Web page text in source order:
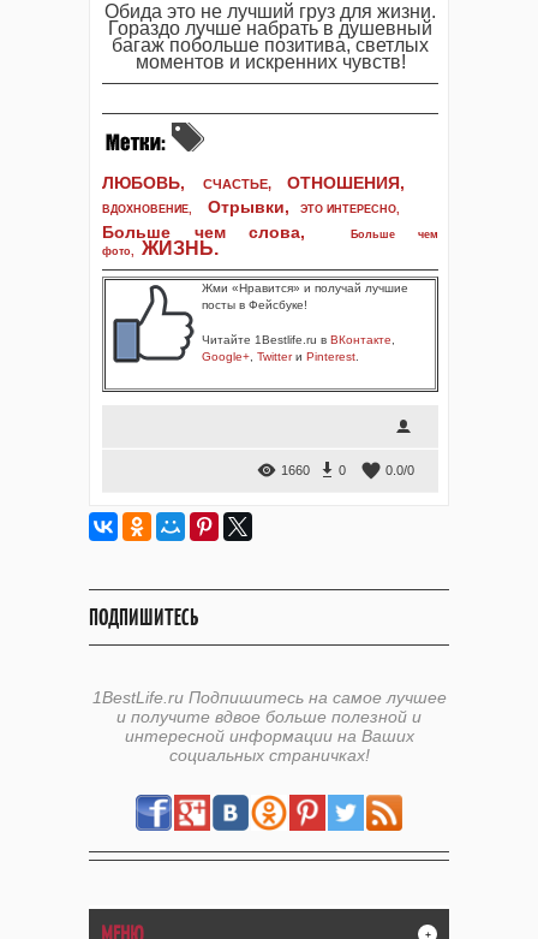
Обида это не лучший груз для жизни.
Гораздо лучше набрать в душевный
багаж побольше позитива, светлых
моментов и искренних чувств!
ЛЮБОВЬ, СЧАСТЬЕ, ОТНОШЕНИЯ,
ВДОХНОВЕНИЕ, Отрывки, ЭТО ИНТЕРЕСНО,
Больше чем слова,
Больше чем
фото, ЖИЗНЬ.
Жми «Нравится» и получай лучшие
посты в Фейсбуке!
Читайте 1Bestlife.ru в ВКонтакте
Google+ Twitterи Pinterest
1660 0 0.0/0
ПОДПИШИТЕСЬ
1BestLife.ru Подпишитесь на самое лучшее
и получите вдвое больше полезной и
интересной информации на Ваших
социальных страничках!
+